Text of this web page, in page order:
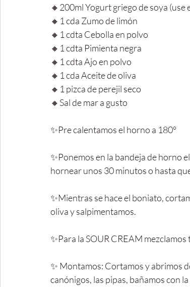
🔸200ml Yogurt griego de soya (use
🔸1 cda Zumo de limón
🔸1 cdta Cebolla en polvo
🔸1 cdta Pimienta negra
🔸1 cdta Ajo en polvo
🔸1 cda Aceite de oliva
🔸1 pizca de perejil seco
🔸Sal de mar a gusto
✨Pre calentamos el horno a 180°
✨Ponemos en la bandeja de horno
hornear unos 30 minutos o hasta
✨Mientras se hace el boniato,
oliva y salpimentamos.
✨Para la SOUR CREAM
✨ Montamos: Cortamos y abrimos
canónigos, las pipas, bañamos con